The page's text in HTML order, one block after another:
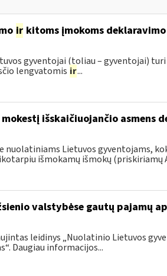
irkitoms įmokoms deklaravimo
gyventojai (toliau – gyventojai)
lengvatomis ir...
išskaičiuojančio asmens
Lietuvos gyventojams,
išmokamų išmokų (priskiriamų
valstybėse gautų pajamų
leidinys „Nuolatinio Lietuvos
Daugiau informacijos...